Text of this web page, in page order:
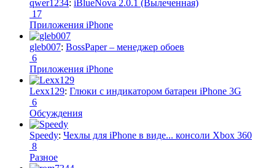
qwer1234: iBlueNova 2.0.1 (Вылеченная)
17
Приложения iPhone
gleb007: BossPaper – менеджер обоев
6
Приложения iPhone
Lexx129: Глюки с индикатором батареи iPhone 3G
6
Обсуждения
Speedy: Чехлы для iPhone в виде... консоли Xbox 360
8
Разное